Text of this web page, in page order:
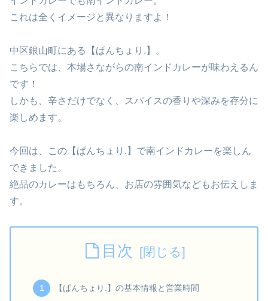
これは全くイメージと異なりますよ！
中区銀山町にある【ぱんちょり.】。
こちらでは、本場さながらの南インドカレーが味わえるん
です！
しかも、辛さだけでなく、スパイスの香りや深みを存分に
楽しめます。
今回は、この【ぱんちょり.】で南インドカレーを楽しん
できました。
絶品のカレーはもちろん、お店の雰囲気などもお伝えしま
す。
目次
【ぱんちょり.】の基本情報と営業時間